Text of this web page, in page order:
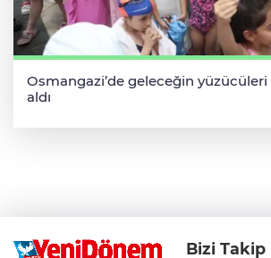
Osmangazi’de geleceğin yüzücüleri
aldı
Bizi Takip